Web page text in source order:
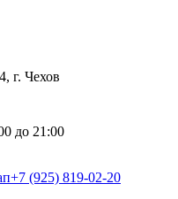
г. Чехов
до 21:00
+7 (925) 819-02-20